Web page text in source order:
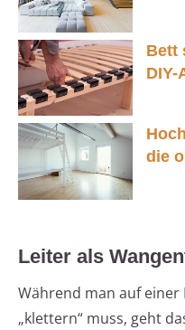
Bett
die
Leiter als
Während man auf
„klettern“ muss, geht